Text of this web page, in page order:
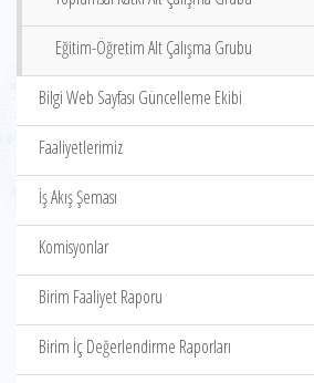
Eğitim-Öğretim Alt Çalışma Grubu
Bilgi Web Sayfası Güncelleme Ekibi
Faaliyetlerimiz
İş Akış Şeması
Komisyonlar
Birim Faaliyet Raporu
Birim İç Değerlendirme Raporları